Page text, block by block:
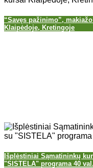
“Savęs pažinimo”,
Klaipėdoje, Kretingoje
Išplėstiniai Sąmatininkų
"SISTELA" programa 40